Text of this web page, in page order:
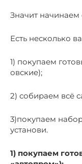
Значит начинаем
Есть несколько
1) покупаем
овские);
2) собираем всё
3)покупаем
установи.
1) покупаем